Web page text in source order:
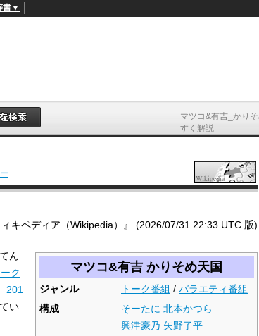
マツコ&有吉_かり
すく解説
書▼
キペディア（Wikipedia）』 (2026/07/31 22:33 UTC 版)
マツコ&有吉 かりそめ天国
ジャンル トーク番組 / バラエティ番組
構成
そーたに 北本かつら
興津豪乃 矢野了平
ん
ーク
201
い